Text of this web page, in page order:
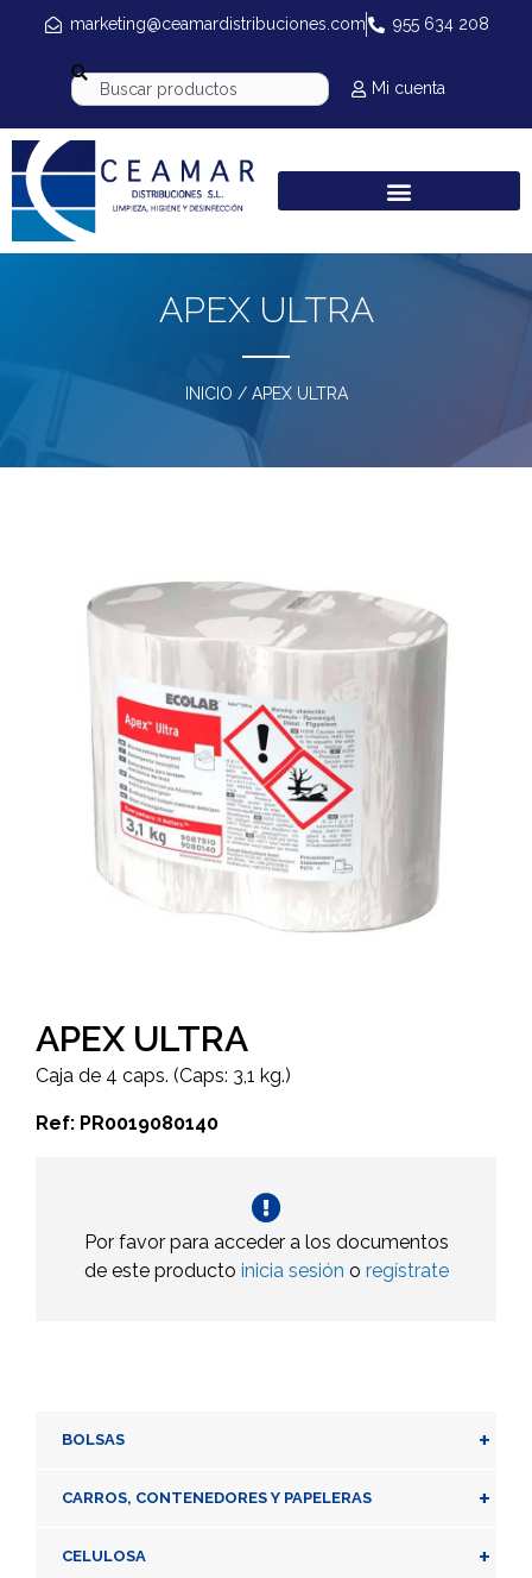
marketing@ceamardistribuciones.com 955 634 208
Mi cuenta
APEX ULTRA
INICIO / APEX ULTRA
+
BOLSAS
+
CARROS, CONTENEDORES Y PAPELERAS
+
CELULOSA
APEX ULTRA
Caja de 4 caps. (Caps: 3,1 kg.)
Ref: PR0019080140
Por favor para acceder a los documentos
de este producto inicia sesión o regístrate